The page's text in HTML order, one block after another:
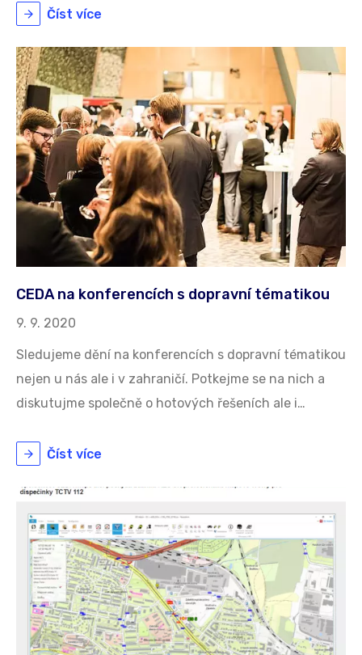
Číst více
CEDA na konferencích s dopravní tématikou
9. 9. 2020
Sledujeme dění na konferencích s dopravní tématikou
nejen u nás ale i v zahraničí. Potkejme se na nich a
diskutujme společně o hotových řešeních ale i…
Číst více